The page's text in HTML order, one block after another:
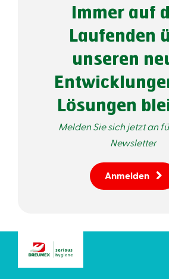
Immer auf
Laufenden
unseren
Lösungen
Melden Sie sich jetzt an
Newsletter
Anmelden